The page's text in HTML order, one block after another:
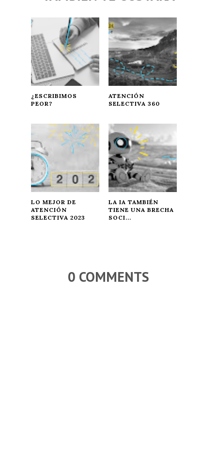
¿ESCRIBIMOS
PEOR?
ATENCIÓN
SELECTIVA 360
LO MEJOR DE
ATENCIÓN
SELECTIVA 2023
LA IA TAMBIÉN
TIENE UNA BRECHA
SOCI...
0 COMMENTS